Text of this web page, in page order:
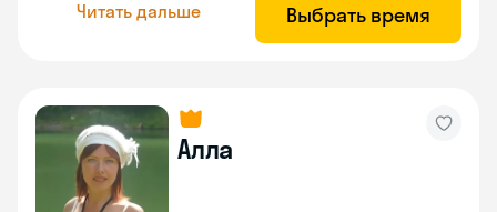
Читать дальше Выбрать время
Алла